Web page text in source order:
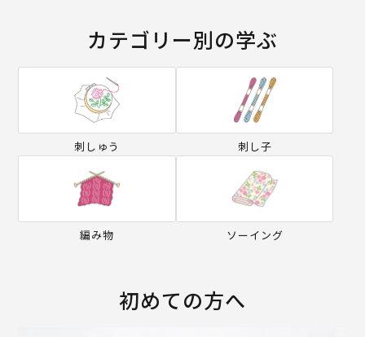
カテゴリー別の学ぶ
刺しゅう 刺し子
編み物 ソーイング
初めての方へ